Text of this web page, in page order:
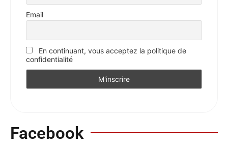
Email
En continuant, vous acceptez la politique de
confidentialité
Facebook